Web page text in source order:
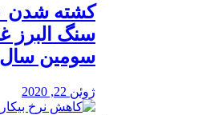
سنگ البرز
سومین
ژوئن 22, 2020